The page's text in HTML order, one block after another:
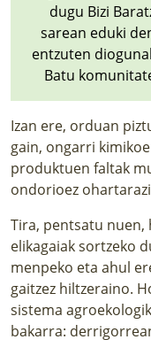
dugu Bizi
sarean eduki
entzuten
Batu
Izan ere, orduan
gain, ongarri
produktuen faltak
ondorioez
Tira, pentsatu
elikagaiak sortzeko
menpeko eta ahul
gaitzez hiltzeraino.
sistema
bakarra: